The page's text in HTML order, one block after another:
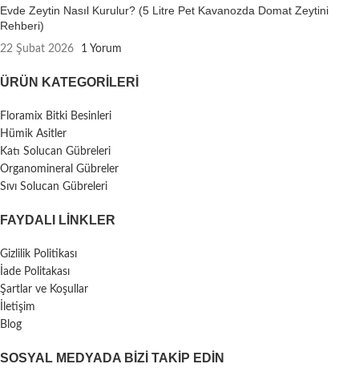
Evde Zeytin Nasıl Kurulur? (5 Litre Pet Kavanozda Domat Zeytini
Rehberi)
22 Şubat 2026 1 Yorum
ÜRÜN KATEGORILERI
Floramix Bitki Besinleri
Hümik Asitler
Katı Solucan Gübreleri
Organomineral Gübreler
Sıvı Solucan Gübreleri
FAYDALI LİNKLER
Gizlilik Politikası
İade Politakası
Şartlar ve Koşullar
İletişim
Blog
SOSYAL MEDYADA BIZI TAKIP EDIN